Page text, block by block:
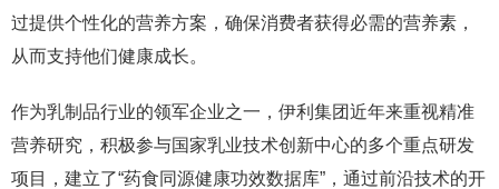
过提供个性化的营养方案，确保消费者获得必需的营养素，
从而支持他们健康成长。
作为乳制品行业的领军企业之一，伊利集团近年来重视精准
营养研究，积极参与国家乳业技术创新中心的多个重点研发
项目，建立了“药食同源健康功效数据库”，通过前沿技术的开